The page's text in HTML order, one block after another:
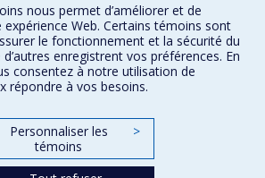
nous permet d’améliorer et de
Web. Certains témoins sont
le fonctionnement et la sécurité du
enregistrent vos préférences. En
consentez à notre utilisation de
répondre à vos besoins.
Personnaliser les
témoins
>